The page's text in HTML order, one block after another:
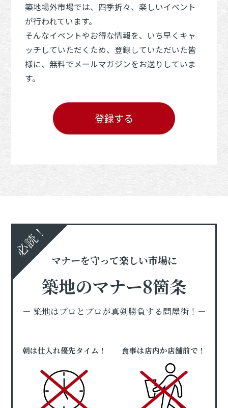
築地場外市場では、四季折々、楽しいイベント
が行われています。
そんなイベントやお得な情報を、いち早くキャ
ッチしていただくため、登録していただいた皆
様に、無料でメールマガジンをお送りしていま
す。
登録する
必読！
マナーを守って楽しい市場に
築地のマナー8箇条
－ 築地はプロとプロが真剣勝負する問屋街！－
朝は仕入れ優先タイム！ 食事は店内か店舗前で！